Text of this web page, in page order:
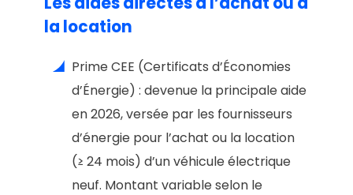
la location
Prime CEE (Certificats d’Économies
d’Énergie) : devenue la principale aide
en 2026, versée par les fournisseurs
d’énergie pour l’achat ou la location
(≥ 24 mois) d’un véhicule électrique
neuf. Montant variable selon le